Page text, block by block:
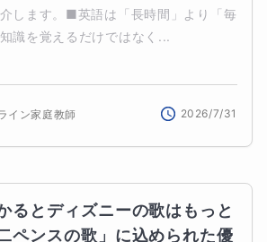
します。■英語は「長時間」より「毎
識を覚えるだけではなく...
イン家庭教師 2026/7/31
るとディズニーの歌はもっと
ペンスの歌」に込められた優